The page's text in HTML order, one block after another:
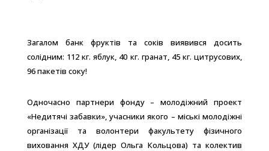
Загалом банк фруктів та соків виявився досить
солідним: 112 кг. яблук, 40 кг. гранат, 45 кг. цитрусових,
96 пакетів соку!
Одночасно партнери фонду – молодіжний проект
«Недитячі забавки», учасники якого – міські молодіжні
організації та волонтери факультету фізичного
виховання ХДУ (лідер Ольга Кольцова) та колектив